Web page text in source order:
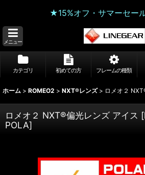
★15%オフ・サマーセー
メニュー
カテゴリ 初めての方 フレームの種類
ホーム > ROMEO2 > NXT®レンズ > ロメオ２
ロメオ２ NXT®偏光レンズ アイス [
POLA]